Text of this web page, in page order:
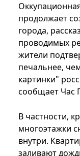
продолжает
города,
проводимых
жители
печальнее,
картинки"
сообщает Час
В частности,
многоэтажки
внутри.
заливают